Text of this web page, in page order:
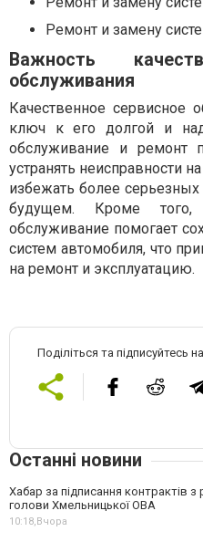
Ремонт и замену
Важность
обслуживания
Качественное сервисное
ключ к его долгой и
обслуживание и ремонт
устранять неисправности
избежать более
будущем. Кроме того,
обслуживание помогает
систем автомобиля, что
на ремонт и эксплуатацию.
Поділіться та підписуйтесь
Останні новини
Хабар за підписання контрактів
голови Хмельницької ОВА
10:18,Вчора